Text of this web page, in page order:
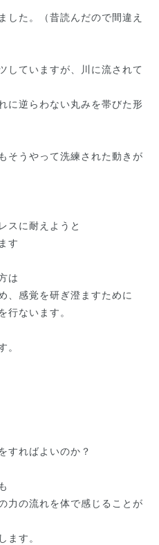
した。（昔読んだので間違え
していますが、川に流されて
に逆らわない丸みを帯びた形
そうやって洗練された動きが
スに耐えようと
す
は
、感覚を研ぎ澄ますために
行ないます。
。
すればよいのか？
力の流れを体で感じることが
ます。